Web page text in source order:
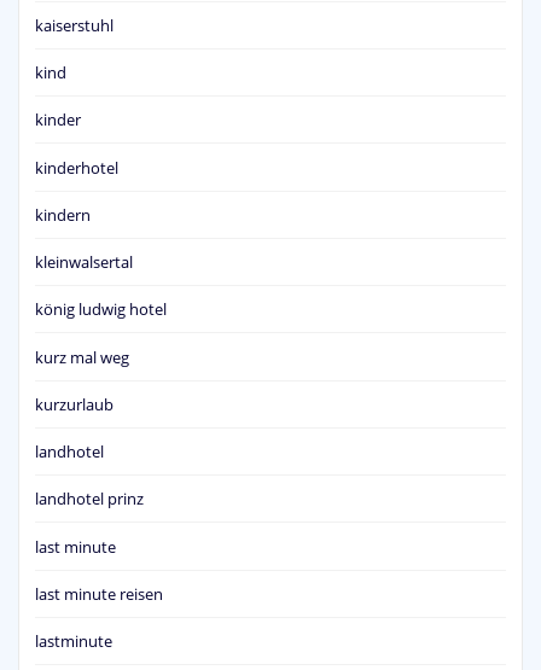
kaiserstuhl
kind
kinder
kinderhotel
kindern
kleinwalsertal
könig ludwig hotel
kurz mal weg
kurzurlaub
landhotel
landhotel prinz
last minute
last minute reisen
lastminute